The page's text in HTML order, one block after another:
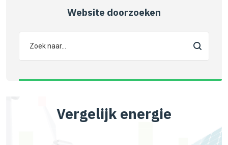
Website doorzoeken
Vergelijk energie